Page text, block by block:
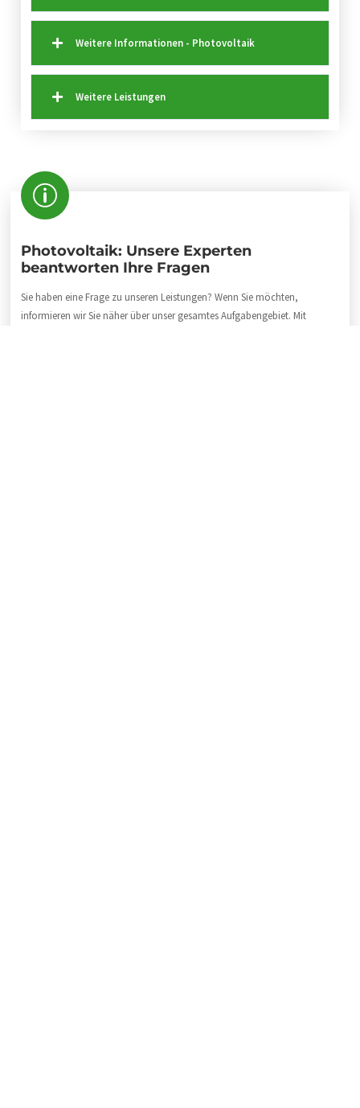
Weitere Informationen - Photovoltaik
Weitere Leistungen
Photovoltaik: Unsere Experten
beantworten Ihre Fragen
Sie haben eine Frage zu unseren Leistungen? Wenn Sie möchten,
informieren wir Sie näher über unser gesamtes Aufgabengebiet. Mit